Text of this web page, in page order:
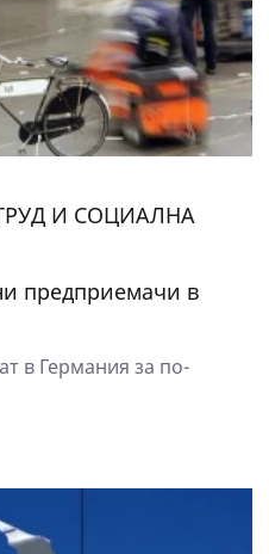
И СОЦИАЛНА
предприемачи в
в Германия за по-